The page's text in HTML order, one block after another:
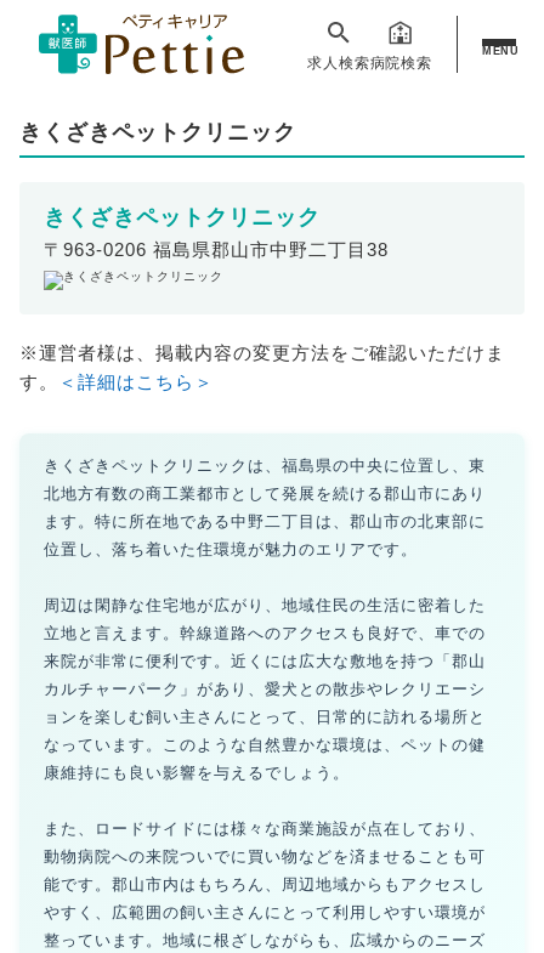
求人検索病院検索
MENU
きくざきペットクリニック
きくざきペットクリニック
〒963-0206 福島県郡山市中野二丁目38
※運営者様は、掲載内容の変更方法をご確認いただけま
す。
＜詳細はこちら＞
きくざきペットクリニックは、福島県の中央に位置し、東
北地方有数の商工業都市として発展を続ける郡山市にあり
ます。特に所在地である中野二丁目は、郡山市の北東部に
位置し、落ち着いた住環境が魅力のエリアです。
周辺は閑静な住宅地が広がり、地域住民の生活に密着した
立地と言えます。幹線道路へのアクセスも良好で、車での
来院が非常に便利です。近くには広大な敷地を持つ「郡山
カルチャーパーク」があり、愛犬との散歩やレクリエーシ
ョンを楽しむ飼い主さんにとって、日常的に訪れる場所と
なっています。このような自然豊かな環境は、ペットの健
康維持にも良い影響を与えるでしょう。
また、ロードサイドには様々な商業施設が点在しており、
動物病院への来院ついでに買い物などを済ませることも可
能です。郡山市内はもちろん、周辺地域からもアクセスし
やすく、広範囲の飼い主さんにとって利用しやすい環境が
整っています。地域に根ざしながらも、広域からのニーズ